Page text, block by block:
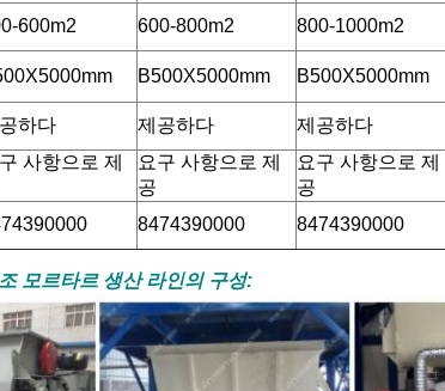
600m2 600-800m2 800-1000m2
B500X5000mm B500X5000mm
하다 제공하다 제공하다
사항으로 제
요구 사항으로 제
공
요구 사항으로 제
공
8474390000 8474390000
모르타르 생산 라인의 구성: